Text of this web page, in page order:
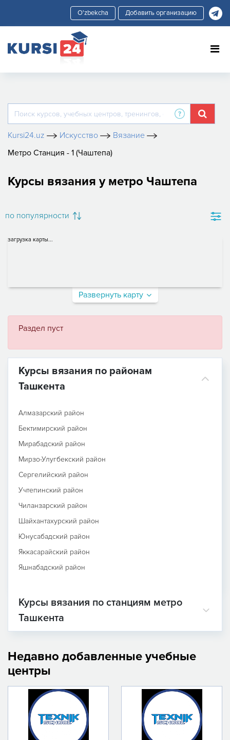
Добавить организацию
Kursi24.uz Искусство
Вязание
Метро Станция - 1 (Чаштепа)
Курсы вязания у метро Чаштепа
по популярности
загрузка карты...
Развернуть карту
Раздел пуст
Курсы вязания по районам
Ташкента
Алмазарский район
Бектимирский район
Мирабадский район
Мирзо-Улугбекский район
Сергелийский район
Учтепинский район
Чиланзарский район
Шайхантахурский район
Юнусабадский район
Яккасарайский район
Яшнабадский район
Курсы вязания по станциям метро
Ташкента
Недавно добавленные учебные
центры